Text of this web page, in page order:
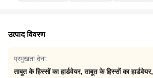
उत्पाद विवरण
प्रमुखता देना:
ताबूत के हिस्सों का हार्डवेयर,ताबूत के हिस्सों का हार्डवेयर,